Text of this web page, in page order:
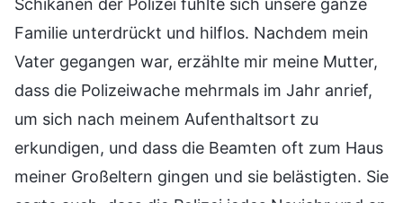
Familie unterdrückt und hilflos. Nachdem mein
Vater gegangen war, erzählte mir meine Mutter,
dass die Polizeiwache mehrmals im Jahr anrief,
um sich nach meinem Aufenthaltsort zu
erkundigen, und dass die Beamten oft zum Haus
meiner Großeltern gingen und sie belästigten. Sie